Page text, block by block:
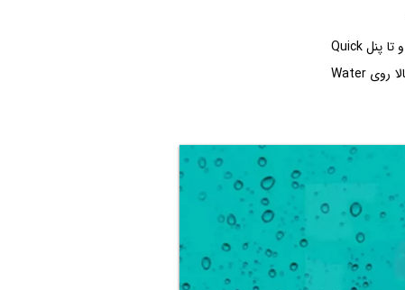
فعال کردن از طریق Quick settings: روی صفحه ساعت، انگشت خود را به سمت پایین بکشید و تا پنل Quick
settings برای شما باز شود. حالا روی نماد دو قطره آب ضربه بزنید تا منوی قفل آب باز شود. حالا روی Water